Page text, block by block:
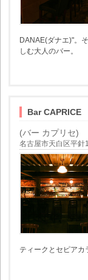
DANAE(ダナエ)"。
しむ大人のバー。
Bar CAPRICE
(バー カプリセ)
名古屋市天白区平
ティークとセピアカ